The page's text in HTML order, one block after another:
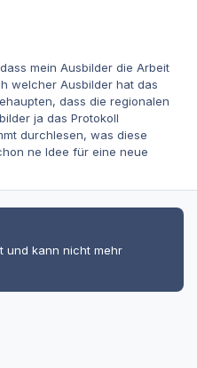
mein Ausbilder die Arbeit
welcher Ausbilder hat das
dass die regionalen
ja das Protokoll
durchlesen, was diese
ne Idee für eine neue
und kann nicht mehr